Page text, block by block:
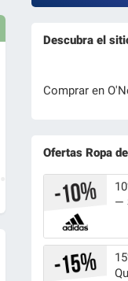
Descubra el
Comprar en
Ofertas Ropa
—